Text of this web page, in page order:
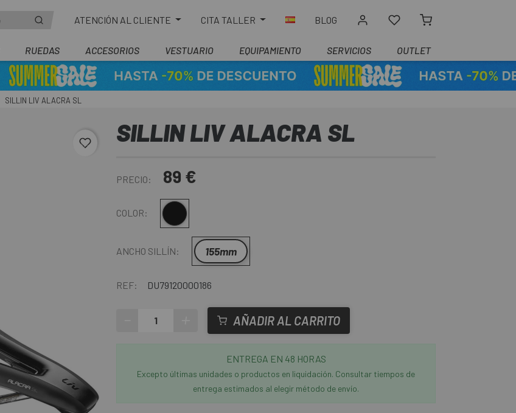
ATENCIÓN AL CLIENTE CITA TALLER BLOG
RUEDAS ACCESORIOS VESTUARIO EQUIPAMIENTO SERVICIOS OUTLET
SILLIN LIV ALACRA SL
favorite_border
SILLIN LIV ALACRA SL
PRECIO: 89 €
COLOR: Negro
ANCHO SILLÍN: 155mm
REF: DU79120000186
AÑADIR AL CARRITO
ENTREGA EN 48 HORAS
Excepto últimas unidades o productos en liquidación. Consultar tiempos de
entrega estimados al elegir método de envío.